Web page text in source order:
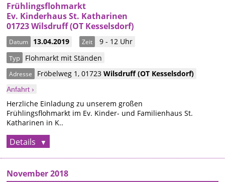
Frühlingsflohmarkt
Ev. Kinderhaus St. Katharinen
01723 Wilsdruff (OT Kesselsdorf)
Datum 13.04.2019 Zeit 9 - 12 Uhr
Typ Flohmarkt mit Ständen
Adresse Fröbelweg 1,01723Wilsdruff(OT Kesselsdorf)
Anfahrt ›
Herzliche Einladung zu unserem großen
Frühlingsflohmarkt im Ev. Kinder- und Familienhaus St.
Katharinen in K..
Details
November 2018